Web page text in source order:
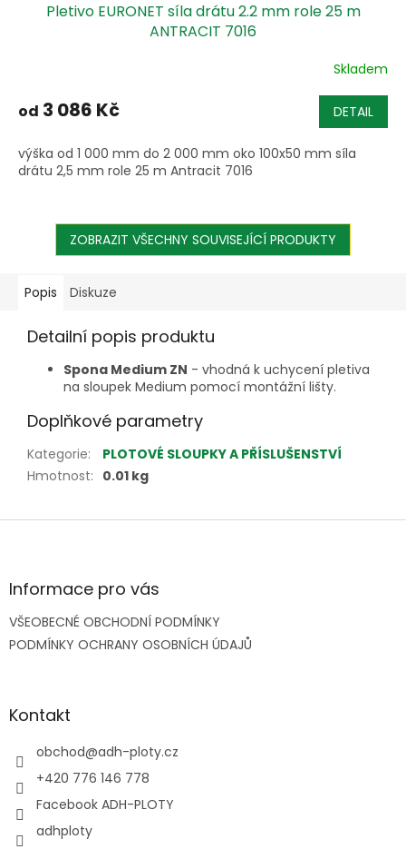
Pletivo EURONET síla drátu 2.2 mm role 25 m
ANTRACIT 7016
Skladem
od 3 086 Kč DETAIL
výška od 1 000 mm do 2 000 mm oko 100x50 mm síla
drátu 2,5 mm role 25 m Antracit 7016
ZOBRAZIT VŠECHNY SOUVISEJÍCÍ PRODUKTY
Popis Diskuze
Detailní popis produktu
Spona Medium ZN - vhodná k uchycení pletiva
na sloupek Medium pomocí montážní lišty.
Doplňkové parametry
Kategorie:
PLOTOVÉ SLOUPKY A PŘÍSLUŠENSTVÍ
Hmotnost: 0.01 kg
Z
aInformace pro vás
VŠEOBECNÉ OBCHODNÍ PODMÍNKY
PODMÍNKY OCHRANY OSOBNÍCH ÚDAJŮ
Kontakt
obchod@adh-ploty.cz
+420 776 146 778
Facebook ADH-PLOTY
adhploty